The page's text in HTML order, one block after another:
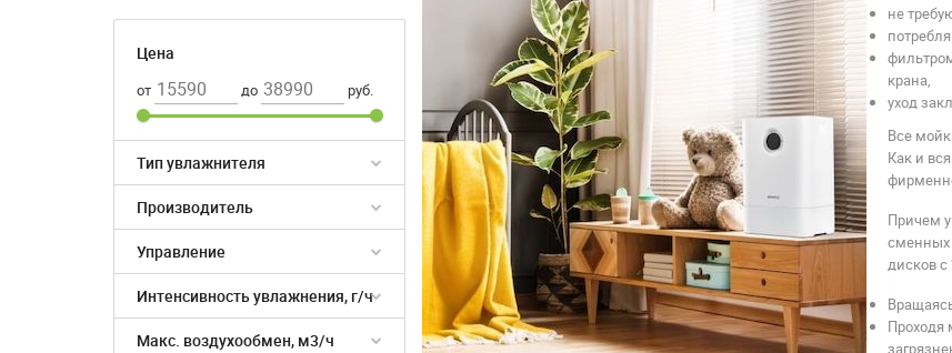
Цена
от до руб.
Тип увлажнителя
Производитель
Управление
Интенсивность увлажнения, г/ч
Макс. воздухообмен, м3/ч
не
крана,
уход
Все
Как и
Причем
сменных
дисков с
Проходя